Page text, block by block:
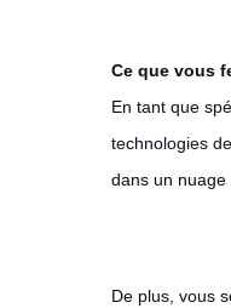
Ce que vous
En tant que
technologies
dans un nuage
De plus, vous